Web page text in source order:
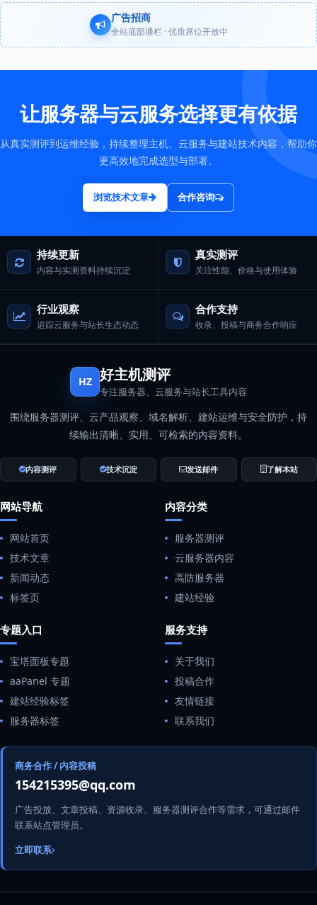
广告招商
全站底部通栏 · 优质席位开放中
让服务器与云服务选择更有依据
从真实测评到运维经验，持续整理主机、云服务与建站技术内容，帮助你
更高效地完成选型与部署。
浏览技术文章 合作咨询
持续更新
内容与实测资料持续沉淀
真实测评
关注性能、价格与使用体验
行业观察
追踪云服务与站长生态动态
合作支持
收录、投稿与商务合作响应
HZ 好主机测评
专注服务器、云服务与站长工具内容
围绕服务器测评、云产品观察、域名解析、建站运维与安全防护，持
续输出清晰、实用、可检索的内容资料。
内容测评 技术沉淀 发送邮件 了解本站
网站导航
网站首页
技术文章
新闻动态
标签页
内容分类
服务器测评
云服务器内容
高防服务器
建站经验
专题入口
宝塔面板专题
aaPanel 专题
建站经验标签
服务器标签
服务支持
关于我们
投稿合作
友情链接
联系我们
商务合作 / 内容投稿
154215395@qq.com
广告投放、文章投稿、资源收录、服务器测评合作等需求，可通过邮件
联系站点管理员。
立即联系